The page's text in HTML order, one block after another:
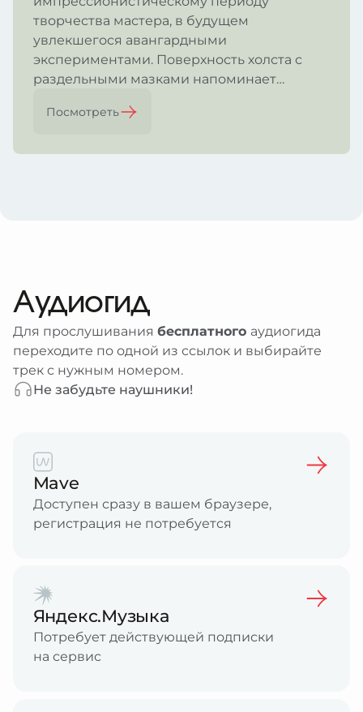
творчества мастера, в будущем
увлекшегося авангардными
экспериментами. Поверхность холста с
раздельными мазками напоминает
Посмотреть
Аудиогид
Для прослушиваниябесплатного аудиогида
переходите по одной из ссылок и выбирайте
трек с нужным номером.
Не забудьте наушники!
Mave
Доступен сразу в вашем браузере,
регистрация не потребуется
Яндекс.Музыка
Потребует действующей подписки
на сервис